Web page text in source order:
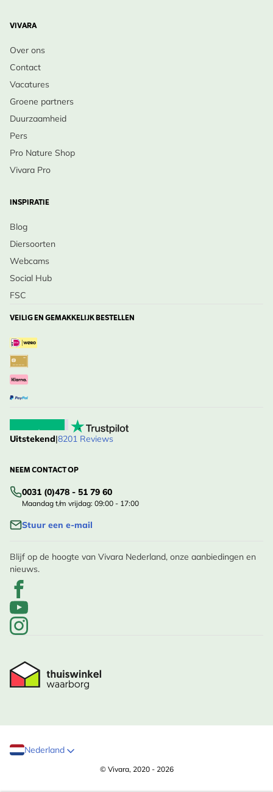
VIVARA
Over ons
Contact
Vacatures
Groene partners
Duurzaamheid
Pers
Pro Nature Shop
Vivara Pro
INSPIRATIE
Blog
Diersoorten
Webcams
Social Hub
FSC
VEILIG EN GEMAKKELIJK BESTELLEN
Uitstekend|8201 Reviews
NEEM CONTACT OP
0031 (0)478 - 51 79 60
Maandag t/m vrijdag: 09:00 - 17:00
Stuur een e-mail
Blijf op de hoogte van Vivara Nederland, onze aanbiedingen en
nieuws.
Nederland
© Vivara, 2020 - 2026